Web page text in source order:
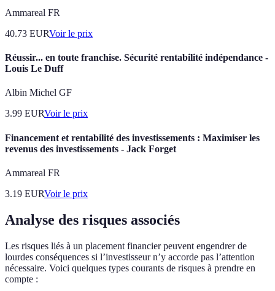
Ammareal FR
40.73 EURVoir le prix
Réussir... en toute franchise. Sécurité rentabilité indépendance -
Louis Le Duff
Albin Michel GF
3.99 EURVoir le prix
Financement et rentabilité des investissements : Maximiser les
revenus des investissements - Jack Forget
Ammareal FR
3.19 EURVoir le prix
Analyse des risques associés
Les risques liés à un placement financier peuvent engendrer de
lourdes conséquences si l’investisseur n’y accorde pas l’attention
nécessaire. Voici quelques types courants de risques à prendre en
compte :